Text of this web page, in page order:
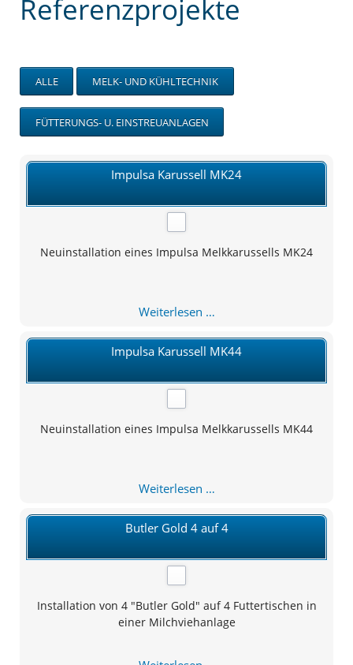
Referenzprojekte
ALLE MELK- UND KÜHLTECHNIK
FÜTTERUNGS- U. EINSTREUANLAGEN
Impulsa Karussell MK24
Neuinstallation eines Impulsa Melkkarussells MK24
Weiterlesen …
MK24
Impulsa Karussell MK44
Neuinstallation eines Impulsa Melkkarussells MK44
Weiterlesen …
MK44
Butler Gold 4 auf 4
Installation von 4 "Butler Gold" auf 4 Futtertischen in
einer Milchviehanlage